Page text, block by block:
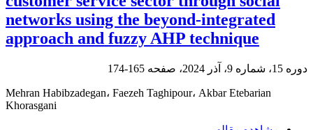
networks using the beyond-integrated
approach and fuzzy AHP technique
دوره 15، شماره 9، آذر 2024، صفحه 165-174
Mehran Habibzadegan، Faezeh Taghipour، Akbar Etebarian
Khorasgani